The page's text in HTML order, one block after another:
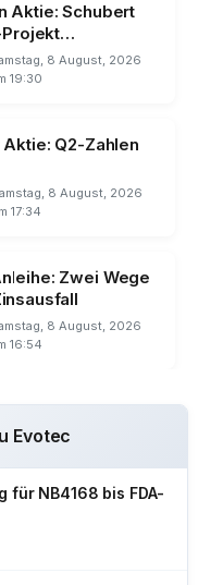
Aktie: Schubert
8 August, 2026
19:30
Q2-Zahlen
8 August, 2026
17:34
Zwei Wege
8 August, 2026
16:54
Evotec
für NB4168 bis FDA-